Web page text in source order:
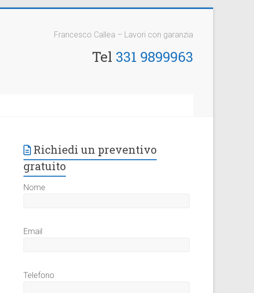
Francesco Callea – Lavori con garanzia
Tel 331 9899963
Richiedi un preventivo
gratuito
Nome
Email
Telefono